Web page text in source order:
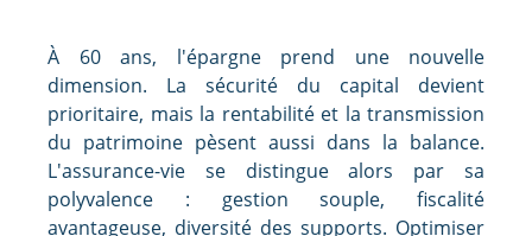
À 60 ans, l'épargne prend une nouvelle
dimension. La sécurité du capital devient
prioritaire, mais la rentabilité et la transmission
du patrimoine pèsent aussi dans la balance.
L'assurance-vie se distingue alors par sa
polyvalence : gestion souple, fiscalité
avantageuse, diversité des supports. Optimiser